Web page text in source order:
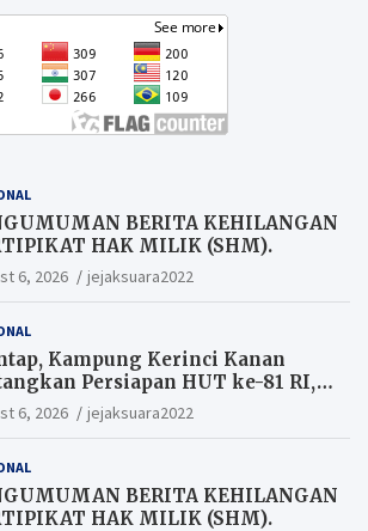
BERITA KEHILANGAN
HAK MILIK (SHM).
6, 2026 jejaksuara2022
Kampung Kerinci Kanan
Persiapan HUT ke-81 RI,
yang ikut Upacara
Raih Hadiah
6, 2026 jejaksuara2022
BERITA KEHILANGAN
HAK MILIK (SHM).